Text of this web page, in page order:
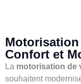
Confort et
La motorisation de
souhaitent